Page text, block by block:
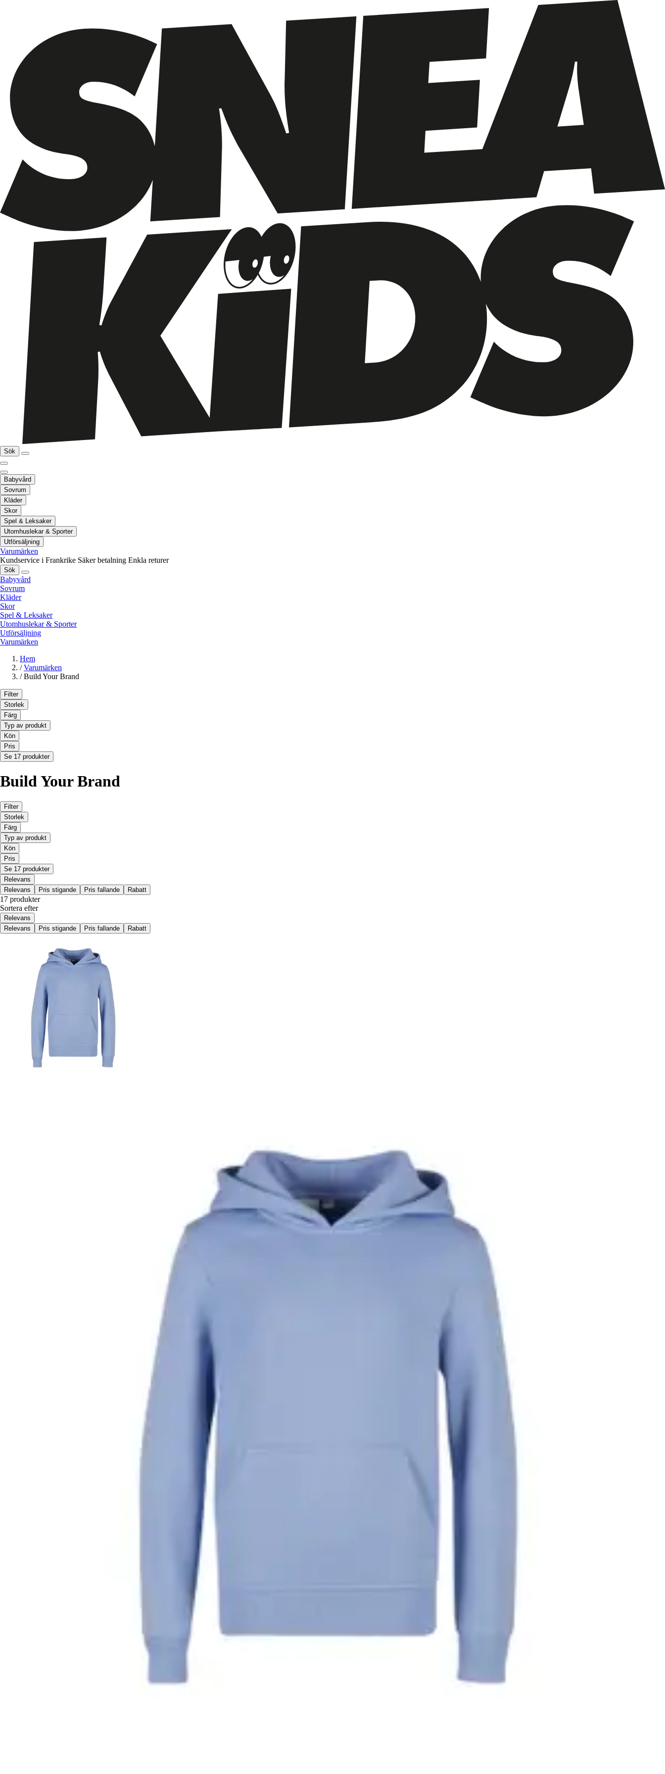
Sök
Babyvård
Sovrum
Kläder
Skor
Spel & Leksaker
Utomhuslekar & Sporter
Utförsäljning
Varumärken
Kundservice i Frankrike Säker betalning Enkla returer
Sök
Babyvård
Sovrum
Kläder
Skor
Spel & Leksaker
Utomhuslekar & Sporter
Utförsäljning
Varumärken
Hem
/ Varumärken
/ Build Your Brand
Filter
Storlek
Färg
Typ av produkt
Kön
Pris
Se 17 produkter
Build Your Brand
Filter
Storlek
Färg
Typ av produkt
Kön
Pris
Se 17 produkter
Relevans
Relevans
Pris stigande Pris fallande Rabatt
17 produkter
Sortera efter
Relevans
Relevans
Pris stigande Pris fallande Rabatt